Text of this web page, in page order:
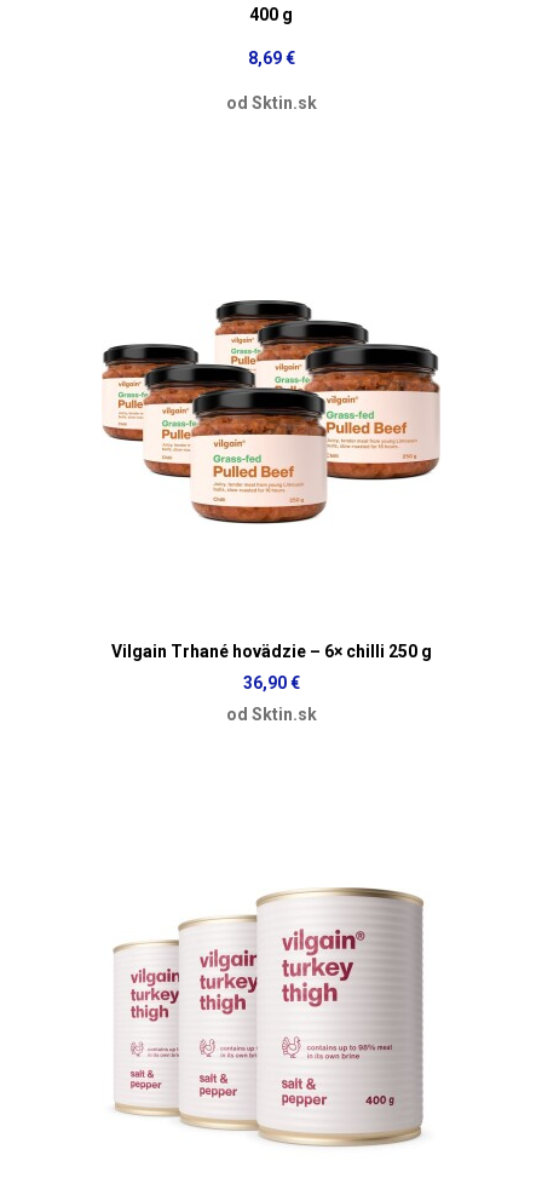
400 g
8,69 €
od Sktin.sk
Vilgain Trhané hovädzie – 6× chilli 250 g
36,90 €
od Sktin.sk